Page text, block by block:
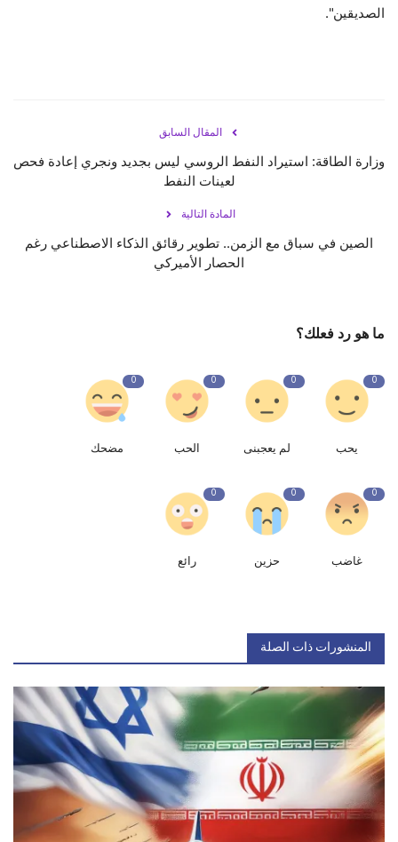
الصديقين".
المقال السابق
وزارة الطاقة: استيراد النفط الروسي ليس بجديد ونجري إعادة فحص
لعينات النفط
المادة التالية
الصين في سباق مع الزمن.. تطوير رقائق الذكاء الاصطناعي رغم
الحصار الأميركي
ما هو رد فعلك؟
0
يحب
0
لم يعجبنى
0
الحب
0
مضحك
0
غاضب
0
حزين
0
رائع
المنشورات ذات الصلة